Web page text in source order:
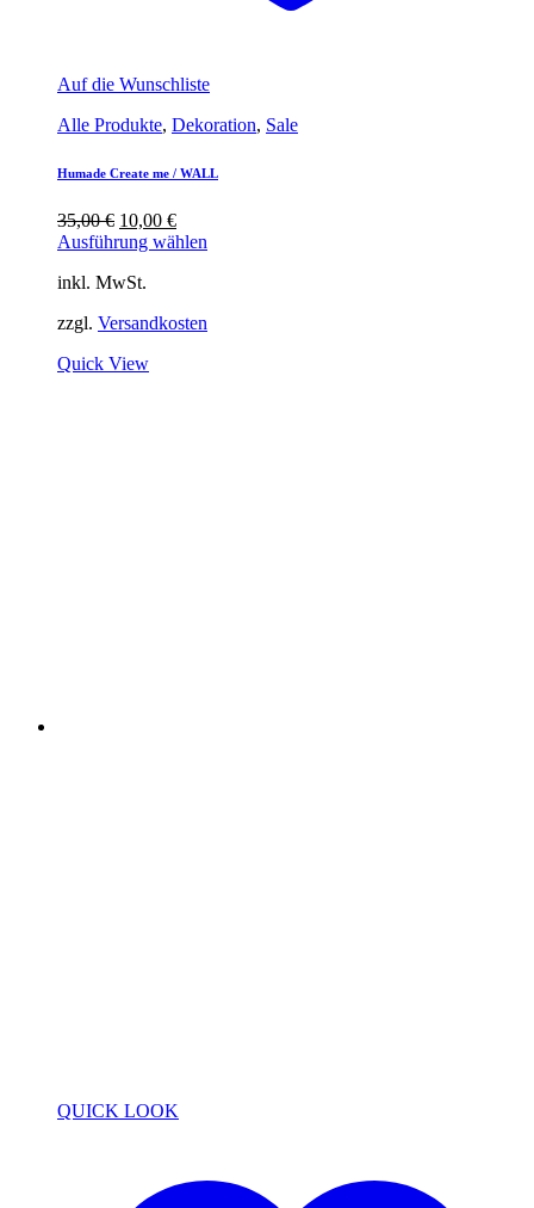
Auf die Wunschliste
Alle Produkte, Dekoration, Sale
Humade Create me / WALL
35,00€ Ursprünglicher
Preis
35,00 €
10,00 €Aktueller
Preis
Ausführung wählen
inkl. MwSt.
zzgl. Versandkosten
Quick View
QUICK LOOK